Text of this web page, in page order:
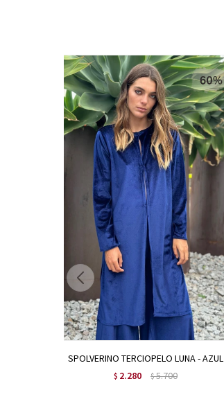
SPOLVERINO TERCIOPELO LUNA - AZUL
$ 2.280 $5.700